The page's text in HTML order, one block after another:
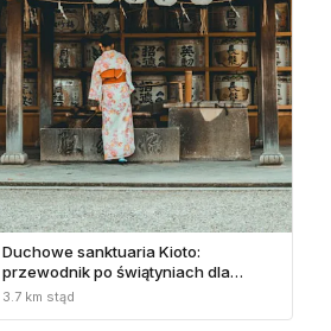
Duchowe sanktuaria Kioto:
przewodnik po świątyniach dla
uważnego podróżnika
3.7 km stąd